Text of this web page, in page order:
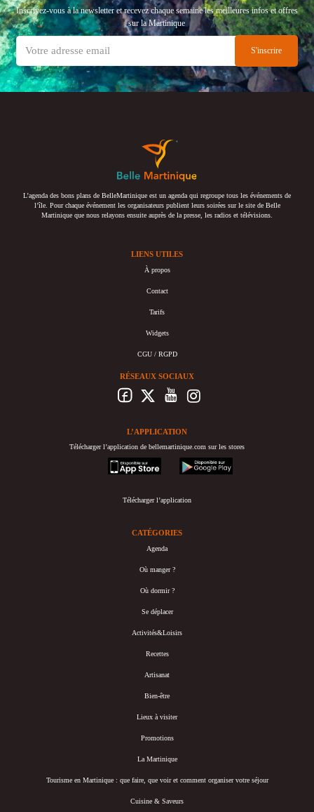
Inscrivez-vous à la newsletter et recevez chaque semaine les meilleures infos et offres
sur la Martinique
L’agenda des bons plans de BelleMartinique est un agenda qui regroupe tous les événements de
l’île. Pour chaque événement les organisateurs publient leurs soirées sur le site de Belle
Martinique que nous relayons ensuite auprès de la presse, les radios et télévisions.
LIENS UTILES
À propos
Contact
Tarifs
Widgets
CGU / RGPD
RÉSEAUX SOCIAUX
L’APPLICATION
Télécharger l’application de bellemartinique.com sur les stores
appstore
googleplay
Télécharger l’application
CATÉGORIES
Agenda
Où manger ?
Où dormir ?
Se déplacer
Activités&Loisirs
Recettes
Artisanat
Bien-être
Lieux à visiter
Promotions
La Martinique
Tourisme en Martinique : que faire, que voir et comment organiser votre séjour
Cuisine & Saveurs